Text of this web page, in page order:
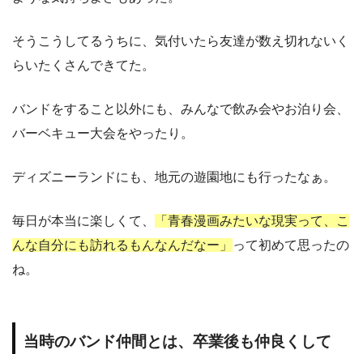
そうこうしてるうちに、気付いたら友達が数え切れないく
らいたくさんできてた。
バンドをすること以外にも、みんなで飲み会やお泊り会、
バーベキュー大会をやったり。
ディズニーランドにも、地元の遊園地にも行ったなぁ。
毎日が本当に楽しくて、
「青春漫画みたいな現実って、こ
んな自分にも訪れるもんなんだなー」
って初めて思ったの
ね。
当時のバンド仲間とは、卒業後も仲良くして